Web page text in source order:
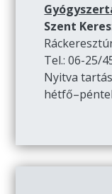
Szent
Tel.: 06-25/
Nyitva